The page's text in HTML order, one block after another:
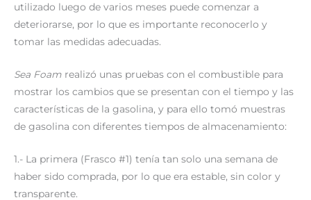
utilizado luego de varios meses puede comenzar a
deteriorarse, por lo que es importante reconocerlo y
tomar las medidas adecuadas.
Sea Foam realizó unas pruebas con el combustible para
mostrar los cambios que se presentan con el tiempo y las
características de la gasolina, y para ello tomó muestras
de gasolina con diferentes tiempos de almacenamiento:
1.- La primera (Frasco #1) tenía tan solo una semana de
haber sido comprada, por lo que era estable, sin color y
transparente.